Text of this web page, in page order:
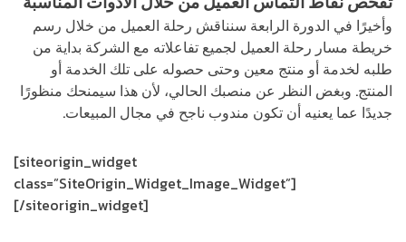
وأخيرًا في الدورة الرابعة سنناقش رحلة العميل من خلال رسم
خريطة مسار رحلة العميل لجميع تفاعلاته مع الشركة بداية من
طلبه لخدمة أو منتج معين وحتى حصوله على تلك الخدمة أو
المنتج. وبغض النظر عن منصبك الحالي، لأن هذا سيمنحك منظورًا
جديدًا عما يعنيه أن تكون مندوب ناجح في مجال المبيعات.
[siteorigin_widget
class=”SiteOrigin_Widget_Image_Widget”]
[/siteorigin_widget]